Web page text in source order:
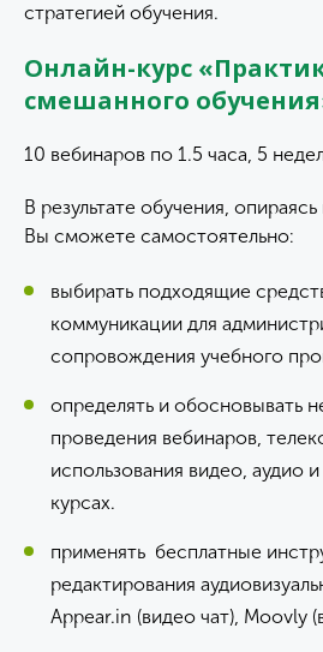
стратегией обучения.
Онлайн-курс
смешанного
10 вебинаров по 1.5 часа, 5
В результате обучения,
Вы сможете самостоятельно:
выбирать подходящие
коммуникации для
сопровождения учебного
определять и обосновывать
проведения вебинаров,
использования видео, аудио
курсах.
применять бесплатные
редактирования
Appear.in (видео чат), Moovly